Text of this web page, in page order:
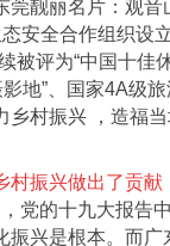
靓丽名片：观音
安全合作组织设
被评为“中国十佳
地”、国家4A级旅
乡村振兴 ，造福
振兴做出了贡献
党的十九大报告
振兴是根本。而广